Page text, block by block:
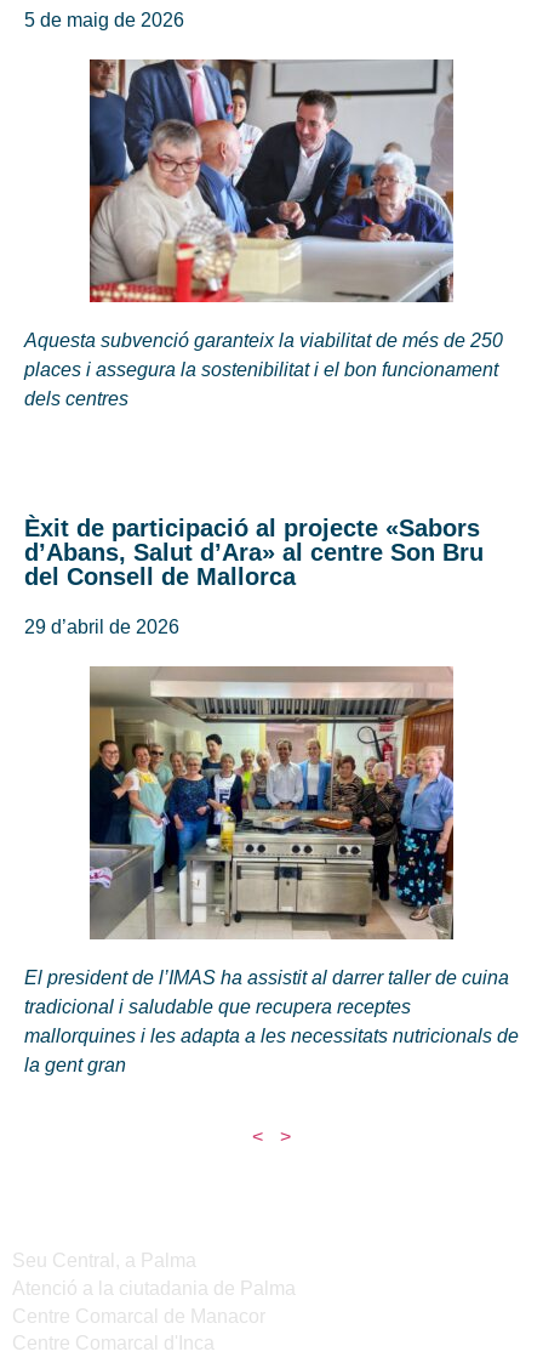
5 de maig de 2026
Aquesta subvenció garanteix la viabilitat de més de 250
places i assegura la sostenibilitat i el bon funcionament
dels centres
Èxit de participació al projecte «Sabors
d’Abans, Salut d’Ara» al centre Son Bru
del Consell de Mallorca
29 d’abril de 2026
El president de l’IMAS ha assistit al darrer taller de cuina
tradicional i saludable que recupera receptes
mallorquines i les adapta a les necessitats nutricionals de
la gent gran
< >
Seu Central, a Palma
Atenció a la ciutadania de Palma
Centre Comarcal de Manacor
Centre Comarcal d'Inca